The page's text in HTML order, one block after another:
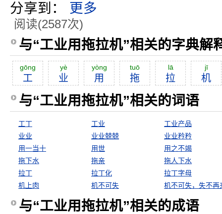
分享到： 更多
阅读(2587次)
与“工业用拖拉机”相关的字典解
gōng
工
yè
业
yòng
用
tuō
拖
lā
拉
jī
机
与“工业用拖拉机”相关的词语
工丁 工业
工业产品
业业
业业兢兢
业业矜矜
用一当十
用世
用之不竭
拖下水
拖亲
拖人下水
拉丁
拉丁化
拉丁字母
机上肉
机不可失 机不可失，失不再
与“工业用拖拉机”相关的成语